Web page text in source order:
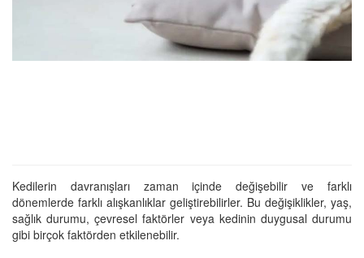
Kedilerin davranışları zaman içinde değişebilir ve farklı
dönemlerde farklı alışkanlıklar geliştirebilirler. Bu değişiklikler, yaş,
sağlık durumu, çevresel faktörler veya kedinin duygusal durumu
gibi birçok faktörden etkilenebilir.